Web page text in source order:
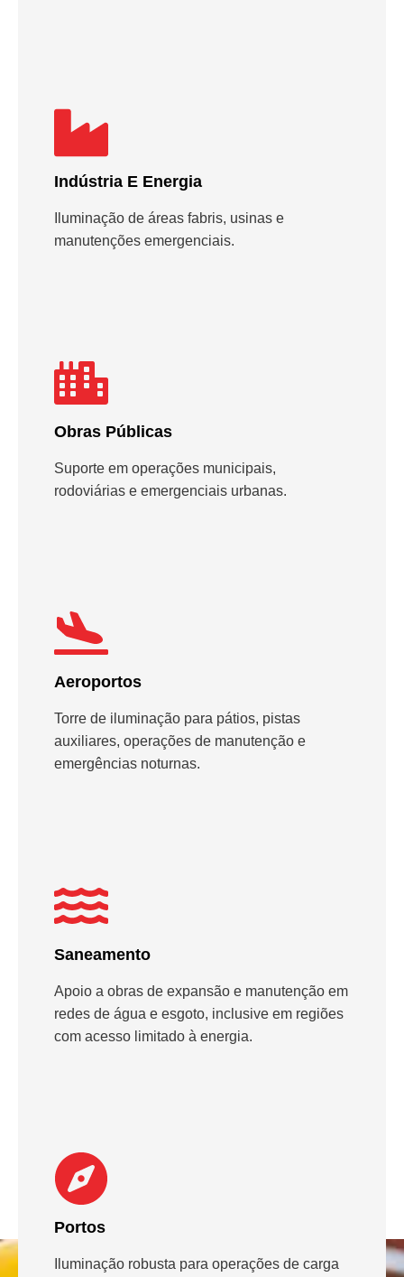
Indústria E Energia
Iluminação de áreas fabris, usinas e
manutenções emergenciais.
Obras Públicas
Suporte em operações municipais,
rodoviárias e emergenciais urbanas.
Aeroportos
Torre de iluminação para pátios, pistas
auxiliares, operações de manutenção e
emergências noturnas.
Saneamento
Apoio a obras de expansão e manutenção em
redes de água e esgoto, inclusive em regiões
com acesso limitado à energia.
Portos
Iluminação robusta para operações de carga